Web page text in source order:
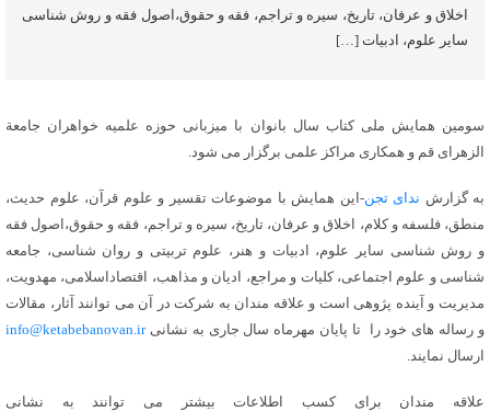
اخلاق و عرفان، تاریخ، سیره و تراجم، فقه و حقوق،اصول فقه و روش شناسی
سایر علوم، ادبیات […]
سومین همایش ملی کتاب سال بانوان با میزبانی حوزه علمیه خواهران جامعة
الزهرای قم و همکاری مراکز علمی برگزار می شود.
به گزارش ندای تجن-این همایش با موضوعات تقسیر و علوم قرآن، علوم حدیث،
منطق، فلسفه و کلام، اخلاق و عرفان، تاریخ، سیره و تراجم، فقه و حقوق،اصول فقه
و روش شناسی سایر علوم، ادبیات و هنر، علوم تربیتی و روان شناسی، جامعه
شناسی و علوم اجتماعی، کلیات و مراجع، ادیان و مذاهب، اقتصاداسلامی، مهدویت،
مدیریت و آینده پژوهی است و علاقه مندان به شرکت در آن می توانند آثار، مقالات
و رساله های خود را تا پایان مهرماه سال جاری به نشانیinfo@ketabebanovan.ir
ارسال نمایند.
علاقه مندان برای کسب اطلاعات بیشتر می توانند به نشانی